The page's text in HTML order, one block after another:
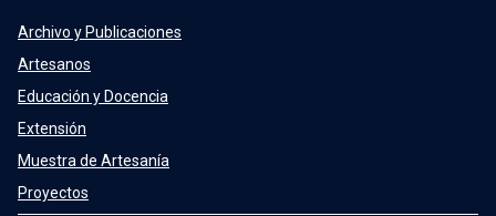
Archivo y Publicaciones
Artesanos
Educación y Docencia
Extensión
Muestra de Artesanía
Proyectos